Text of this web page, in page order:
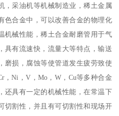
，采油机等机械制造业，稀土金属
色合金中，可以改善合金的物理化
机械性能，稀土合金耐磨管用于气
具有流速快，流量大等特点，输送
磨损，腐蚀等使管道发生疲劳致使
，Ni，V，Mo，W，Cu等多种合金
还具有一定的机械性能，在常温下
切割性，并且有可切割性和现场开